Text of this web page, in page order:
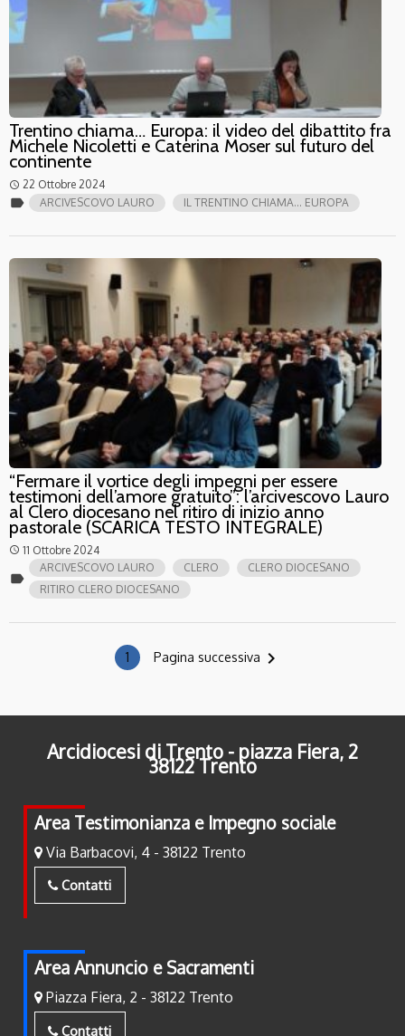
Trentino chiama… Europa: il video del dibattito fra
Michele Nicoletti e Caterina Moser sul futuro del
continente
access_time 22 Ottobre 2024
label ARCIVESCOVO LAURO IL TRENTINO CHIAMA... EUROPA
“Fermare il vortice degli impegni per essere
testimoni dell’amore gratuito”: l’arcivescovo Lauro
al Clero diocesano nel ritiro di inizio anno
pastorale (SCARICA TESTO INTEGRALE)
access_time 11 Ottobre 2024
label
ARCIVESCOVO LAURO CLERO
CLERO DIOCESANO
RITIRO CLERO DIOCESANO
1 Pagina successiva navigate_next
Arcidiocesi di Trento - piazza Fiera, 2
38122 Trento
Area Testimonianza e Impegno sociale
Via Barbacovi, 4 - 38122 Trento
Contatti
Area Annuncio e Sacramenti
Piazza Fiera, 2 - 38122 Trento
Contatti